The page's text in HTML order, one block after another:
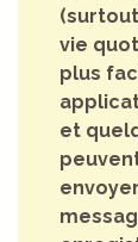
vie
plus
et